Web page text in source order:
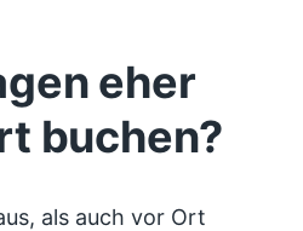
eher
buchen?
als auch vor Ort